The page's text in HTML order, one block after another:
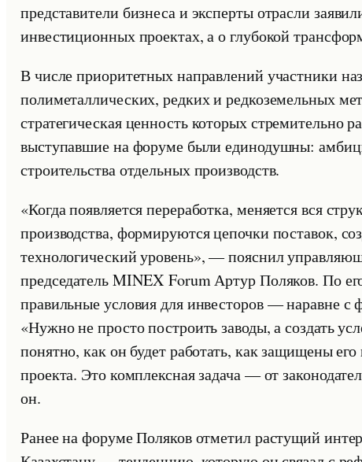
представители бизнеса и эксперты отрасли
инвестиционных проектах, а о глубокой
В числе приоритетных направлений участники
полиметаллических, редких и редкоземельных
стратегическая ценность которых стремительно
выступавшие на форуме были единодушны:
строительства отдельных производств.
«Когда появляется переработка, меняется вся
производства, формируются цепочки поставок,
технологический уровень», — пояснил
председатель MINEX Forum Артур Поляков. По
правильные условия для инвесторов — наравне с
«Нужно не просто построить заводы, а создать
понятно, как он будет работать, как защищены
проекта. Это комплексная задача — от
он.
Ранее на форуме Поляков отметил растущий